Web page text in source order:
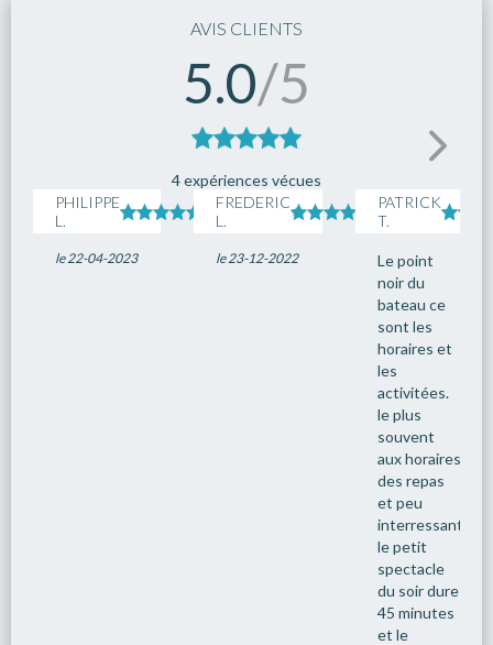
AVIS CLIENTS
5.0/5
4 expériences vécues
PHILIPPE
L.
le 22-04-2023
FREDERIC
L.
le 23-12-2022
PATRICK
T.
Le point
noir du
bateau ce
sont les
horaires et
les
activitées.
le plus
souvent
aux horaires
des repas
et peu
interressantes.
le petit
spectacle
du soir dure
45 minutes
et le